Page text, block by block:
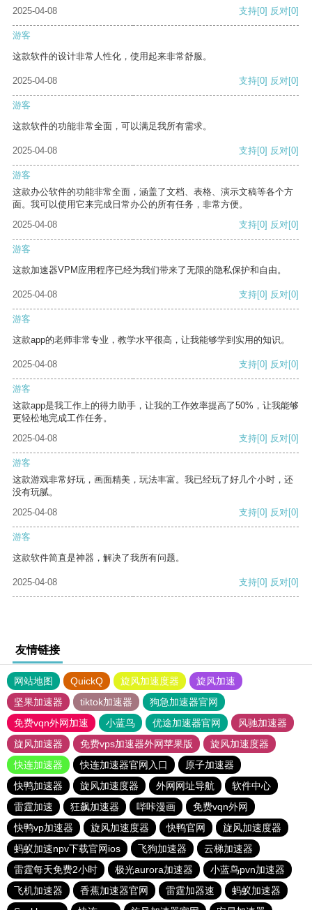
2025-04-08
支持[0] 反对[0]
游客
这款软件的设计非常人性化，使用起来非常舒服。
2025-04-08 支持[0] 反对[0]
游客
这款软件的功能非常全面，可以满足我所有需求。
2025-04-08 支持[0] 反对[0]
游客
这款办公软件的功能非常全面，涵盖了文档、表格、演示文稿等各个方
面。我可以使用它来完成日常办公的所有任务，非常方便。
2025-04-08
支持[0] 反对[0]
游客
这款加速器VPM应用程序已经为我们带来了无限的隐私保护和自由。
2025-04-08 支持[0] 反对[0]
游客
这款app的老师非常专业，教学水平很高，让我能够学到实用的知识。
2025-04-08 支持[0] 反对[0]
游客
这款app是我工作上的得力助手，让我的工作效率提高了50%，让我能够
更轻松地完成工作任务。
2025-04-08
支持[0] 反对[0]
游客
这款游戏非常好玩，画面精美，玩法丰富。我已经玩了好几个小时，还
没有玩腻。
2025-04-08
支持[0] 反对[0]
游客
这款软件简直是神器，解决了我所有问题。
2025-04-08 支持[0] 反对[0]
友情链接
网站地图 QuickQ 旋风加速度器
旋风加速
坚果加速器
tiktok加速器
狗急加速器官网
免费vqn外网加速
小蓝鸟 优途加速器官网
风驰加速器
旋风加速器
免费vps加速器外网苹果版
旋风加速度器
快连加速器
快连加速器官网入口
原子加速器
快鸭加速器
旋风加速度器 外网网址导航
软件中心
雷霆加速
狂飙加速器 哔咔漫画
免费vqn外网
快鸭vp加速器
旋风加速度器 快鸭官网
旋风加速度器
蚂蚁加速npv下载官网ios
飞狗加速器
云梯加速器
雷霆每天免费2小时
极光aurora加速器
小蓝鸟pvn加速器
飞机加速器
香蕉加速器官网 雷霆加器速
蚂蚁加速器